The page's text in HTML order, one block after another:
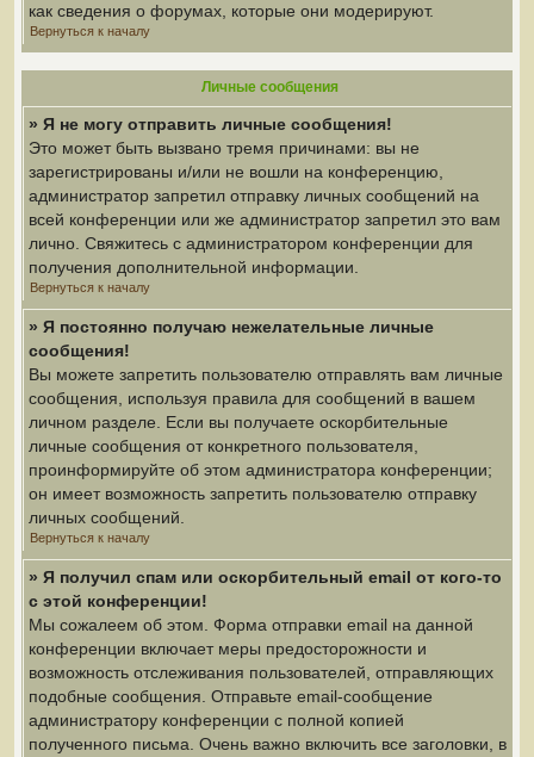
как сведения о форумах, которые они модерируют.
Вернуться к началу
Личные сообщения
» Я не могу отправить личные сообщения!
Это может быть вызвано тремя причинами: вы не
зарегистрированы и/или не вошли на конференцию,
администратор запретил отправку личных сообщений на
всей конференции или же администратор запретил это вам
лично. Свяжитесь с администратором конференции для
получения дополнительной информации.
Вернуться к началу
» Я постоянно получаю нежелательные личные
сообщения!
Вы можете запретить пользователю отправлять вам личные
сообщения, используя правила для сообщений в вашем
личном разделе. Если вы получаете оскорбительные
личные сообщения от конкретного пользователя,
проинформируйте об этом администратора конференции;
он имеет возможность запретить пользователю отправку
личных сообщений.
Вернуться к началу
» Я получил спам или оскорбительный email от кого-то
с этой конференции!
Мы сожалеем об этом. Форма отправки email на данной
конференции включает меры предосторожности и
возможность отслеживания пользователей, отправляющих
подобные сообщения. Отправьте email-сообщение
администратору конференции с полной копией
полученного письма. Очень важно включить все заголовки, в